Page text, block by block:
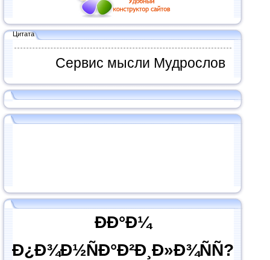
Цитата
Сервис мысли Мудрослов
ÐÐ°Ð¼
Ð¿Ð¾Ð½ÑÐ°Ð²Ð¸Ð»Ð¾ÑÑ?